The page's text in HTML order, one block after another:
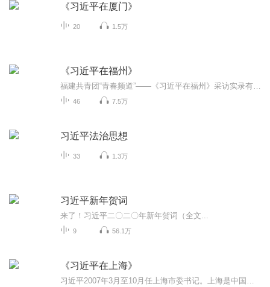
《习近平在厦门》
20 1.5万
《习近平在福州》
46 7.5万
习近平法治思想
33 1.3万
习近平新年贺词
来了！习近平二〇二〇年新年贺词（全文...
9 56.1万
《习近平在上海》